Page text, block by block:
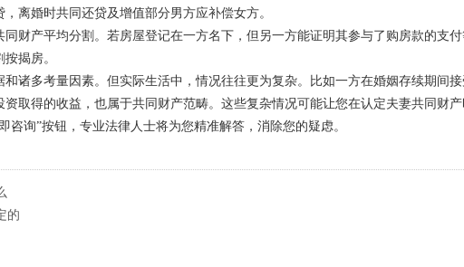
离婚时共同还贷及增值部分男方应补偿女方。
财产平均分割。若房屋登记在一方名下，但另一方能证明其参与了购房款的支
揭房。
诸多考量因素。但实际生活中，情况往往更为复杂。比如一方在婚姻存续期间
取得的收益，也属于共同财产范畴。这些复杂情况可能让您在认定夫妻共同财
询”按钮，专业法律人士将为您精准解答，消除您的疑虑。
的